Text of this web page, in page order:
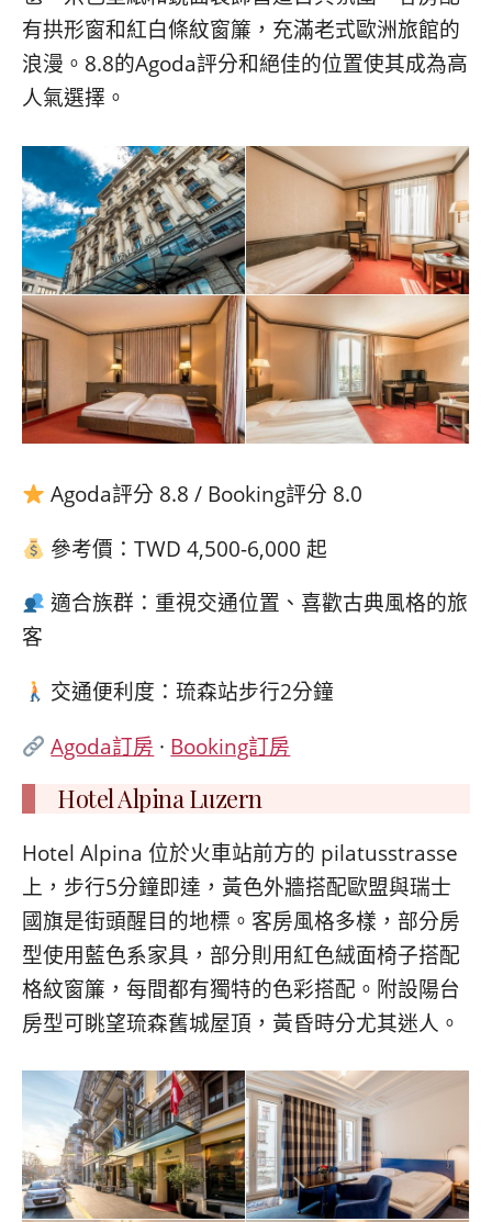
有拱形窗和紅白條紋窗簾，充滿老式歐洲旅館的
浪漫。8.8的Agoda評分和絕佳的位置使其成為高
人氣選擇。
Agoda評分 8.8 / Booking評分 8.0
參考價：TWD 4,500-6,000 起
適合族群：重視交通位置、喜歡古典風格的旅
客
交通便利度：琉森站步行2分鐘
Agoda訂房 · Booking訂房
Hotel Alpina Luzern
Hotel Alpina 位於火車站前方的 pilatusstrasse
上，步行5分鐘即達，黃色外牆搭配歐盟與瑞士
國旗是街頭醒目的地標。客房風格多樣，部分房
型使用藍色系家具，部分則用紅色絨面椅子搭配
格紋窗簾，每間都有獨特的色彩搭配。附設陽台
房型可眺望琉森舊城屋頂，黃昏時分尤其迷人。